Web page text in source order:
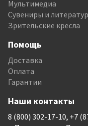
Мультимедиа
Сувениры и
Зрительские кресла
Помощь
Доставка
Оплата
Гарантии
Наши контакты
8 (800) 302-17-10, +7